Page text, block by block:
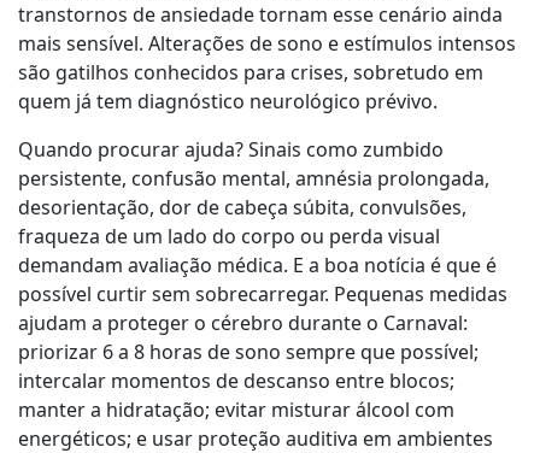
transtornos de ansiedade tornam esse cenário ainda
mais sensível. Alterações de sono e estímulos intensos
são gatilhos conhecidos para crises, sobretudo em
quem já tem diagnóstico neurológico prévivo.
Quando procurar ajuda? Sinais como zumbido
persistente, confusão mental, amnésia prolongada,
desorientação, dor de cabeça súbita, convulsões,
fraqueza de um lado do corpo ou perda visual
demandam avaliação médica. E a boa notícia é que é
possível curtir sem sobrecarregar. Pequenas medidas
ajudam a proteger o cérebro durante o Carnaval:
priorizar 6 a 8 horas de sono sempre que possível;
intercalar momentos de descanso entre blocos;
manter a hidratação; evitar misturar álcool com
energéticos; e usar proteção auditiva em ambientes